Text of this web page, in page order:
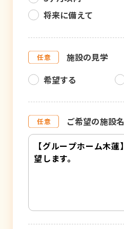
将来に備えて
施設の見学
希望する
ご希望の施設名